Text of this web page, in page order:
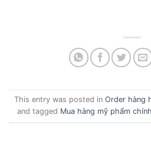
This entry was posted in Order hàng
and tagged Mua hàng mỹ phẩm